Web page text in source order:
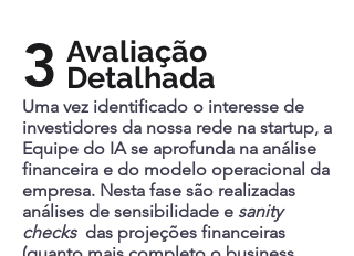
3 Avaliação
Detalhada
Uma vez identificado o interesse de
investidores da nossa rede na startup, a
Equipe do IA se aprofunda na análise
financeira e do modelo operacional da
empresa. Nesta fase são realizadas
análises de sensibilidade e sanity
checksdas projeções financeiras